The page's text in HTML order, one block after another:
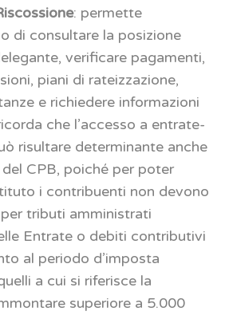
: permette
di consultare la posizione
verificare pagamenti,
piani di rateizzazione,
e richiedere informazioni
che l’accesso a entrate-
risultare determinante anche
CPB, poiché per poter
i contribuenti non devono
tributi amministrati
Entrate o debiti contributivi
al periodo d’imposta
a cui si riferisce la
superiore a 5.000